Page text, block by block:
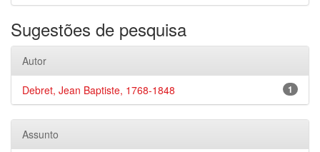
Sugestões de pesquisa
Autor
1
Debret, Jean Baptiste, 1768-1848
Assunto